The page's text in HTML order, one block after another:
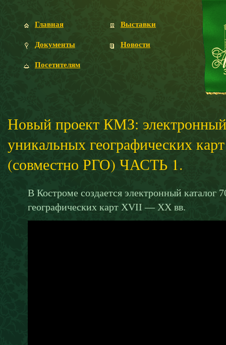
Главная
Документы
Посетителям
Выставки
Новости
Новый проект КМЗ: электронный
уникальных географических
(совместно РГО) ЧАСТЬ 1.
В Костроме создается электронный каталог
географических карт XVII — XX вв.